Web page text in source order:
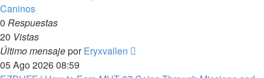
Caninos
0 Respuestas
20 Vistas
Último mensajeporEryxvallen
05 Ago 2026 08:59